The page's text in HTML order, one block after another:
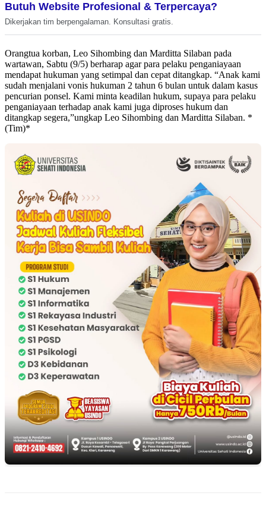
Butuh Website Profesional & Terpercaya?
Dikerjakan tim berpengalaman. Konsultasi gratis.
Orangtua korban, Leo Sihombing dan Marditta Silaban pada
wartawan, Sabtu (9/5) berharap agar para pelaku penganiayaan
mendapat hukuman yang setimpal dan cepat ditangkap. “Anak kami
sudah menjalani vonis hukuman 2 tahun 6 bulan untuk dalam kasus
pencurian ponsel. Kami minta keadilan hukum, supaya para pelaku
penganiayaan terhadap anak kami juga diproses hukum dan
ditangkap segera,”ungkap Leo Sihombing dan Marditta Silaban. *
(Tim)*